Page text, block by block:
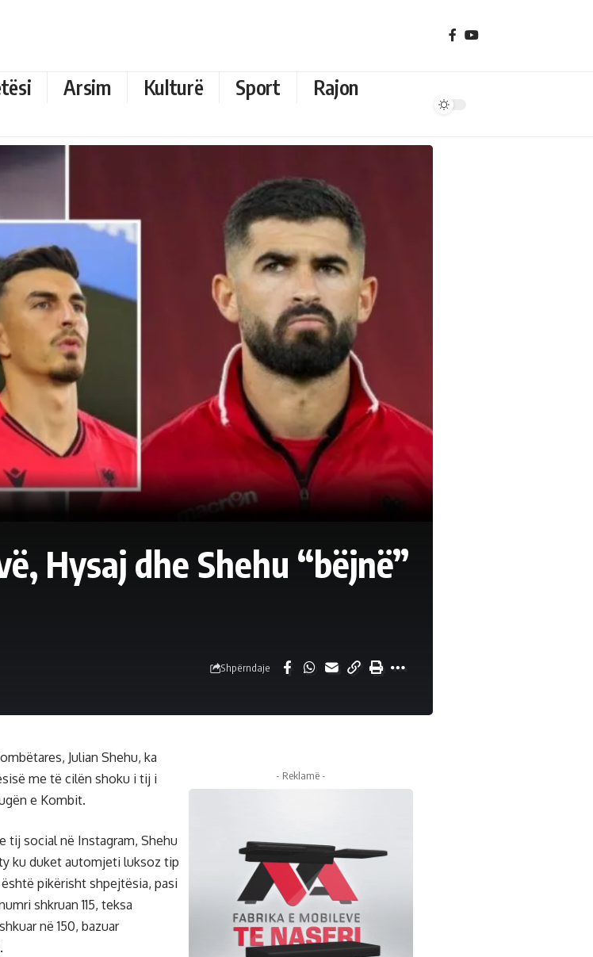
Arsim Kulturë Sport
Rajon
Hysaj dhe Shehu “bëjnë”
Shpërndaje
Julian Shehu, ka
me të cilën shoku i tij i
e Kombit.
tij social në Instagram, Shehu
ku duket automjeti luksoz tip
pikërisht shpejtësia, pasi
shkruan 115, teksa
në 150, bazuar
- Reklamë -